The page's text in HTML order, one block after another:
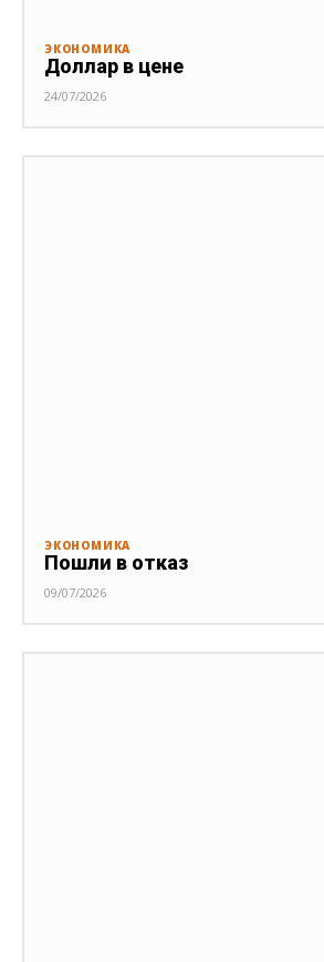
ЭКОНОМИКА
Доллар в цене
24/07/2026
ЭКОНОМИКА
Пошли в отказ
09/07/2026